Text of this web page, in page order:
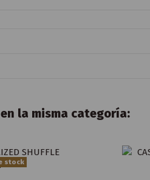
la misma categoría:
stock